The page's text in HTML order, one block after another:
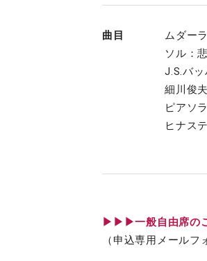
曲目
ムダー
ソル：
J.S.バ
細川俊
ピアソ
ヒナス
▶︎▶︎▶︎一般自由席の
（申込専用メールフ